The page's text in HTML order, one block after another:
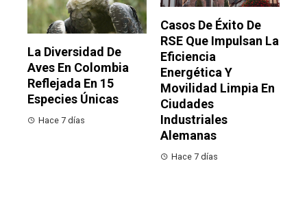
La Diversidad De
Aves En Colombia
Reflejada En 15
Especies Únicas
Hace 7 días
Casos De Éxito De
RSE Que Impulsan La
Eficiencia
Energética Y
Movilidad Limpia En
Ciudades
Industriales
Alemanas
Hace 7 días